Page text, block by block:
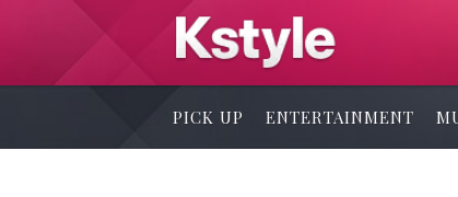
PICK UP ENTERTAINMENT